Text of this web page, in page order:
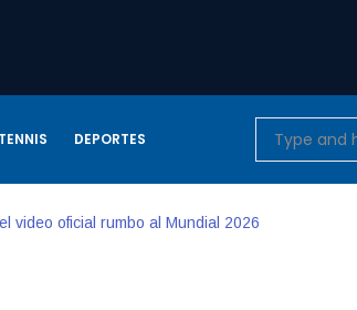
TENNIS DEPORTES
video oficial rumbo al Mundial 2026